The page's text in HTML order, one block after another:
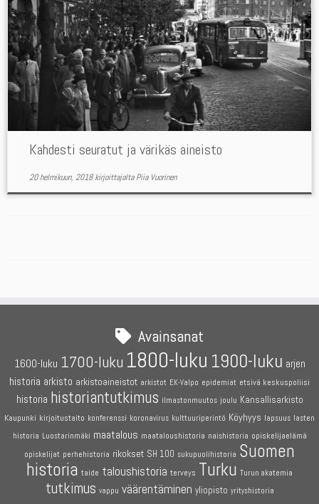
Kahdesti seuratut ja värikäs aineisto
20 helmikuun, 2018 kirjoittajaltaPiia Vuorinen
Avainsanat
1600-luku 1700-luku 1800-luku 1900-luku arjen
historia arkisto arkistoaineistot arkistot EK-Valpo epidemiat etsivä keskuspoliisi
historia historiantutkimus ilmastonmuutos joulu Kansallisarkisto
Kaupunki kirjoitustaito konferenssi koronavirus kulttuuriperintö Köyhyys lapsuus lasten
historia Luostarinmäki maatalous maataloushistoria naishistoria opiskelijaelämä
opiskelijat perhehistoria rikokset SH 100 sukupuolihistoria Suomen
historia taide taloushistoria terveys Turku Turun akatemia
tutkimus vappu väärentäminen yliopisto yrityshistoria